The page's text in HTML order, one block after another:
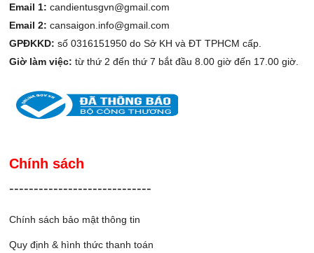
Email 1: candientusgvn@gmail.com
Email 2: cansaigon.info@gmail.com
GPĐKKD: số 0316151950 do Sở KH và ĐT TPHCM cấp.
Giờ làm việc: từ thứ 2 đến thứ 7 bắt đầu 8.00 giờ đến 17.00 giờ.
Chính sách
-----------------------------
Chính sách bảo mật thông tin
Quy định & hình thức thanh toán